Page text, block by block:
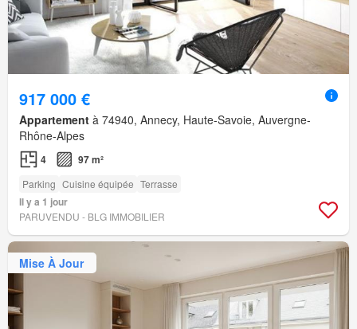
917 000 €
Appartement à 74940, Annecy, Haute-Savoie, Auvergne-
Rhône-Alpes
4 97 m²
Parking Cuisine équipée Terrasse
Il y a 1 jour
PARUVENDU - BLG IMMOBILIER
Mise À Jour